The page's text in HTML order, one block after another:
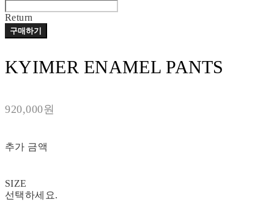
Return
구매하기
KYIMER ENAMEL PANTS
920,000원
추가 금액
SIZE
선택하세요.